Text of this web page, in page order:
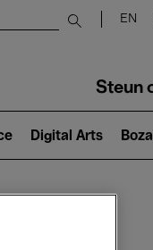
Submit
EN
Steun
Digital Arts